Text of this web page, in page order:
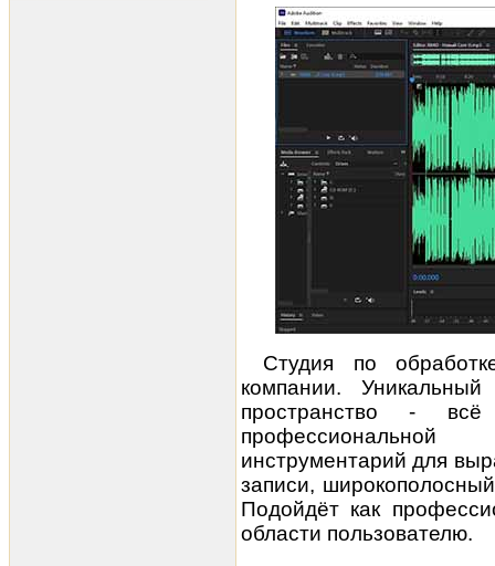
Студия по
компании.
пространство -
инструментарий для
записи,
Подойдёт как
области пользователю.